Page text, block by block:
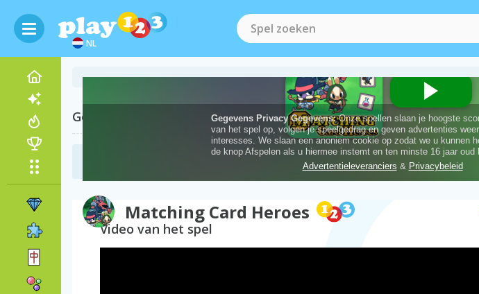
NL
Matching Card Heroes
Gerelateerde Categorieën
RPG's Spelletjes(22)
Video van het spel